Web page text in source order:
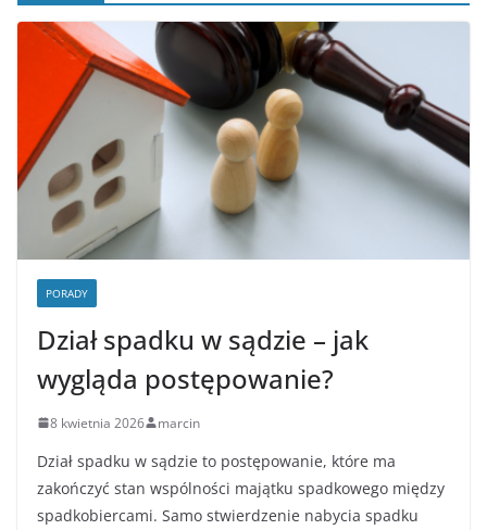
PORADY
Dział spadku w sądzie – jak
wygląda postępowanie?
8 kwietnia 2026 marcin
Dział spadku w sądzie to postępowanie, które ma
zakończyć stan wspólności majątku spadkowego między
spadkobiercami. Samo stwierdzenie nabycia spadku